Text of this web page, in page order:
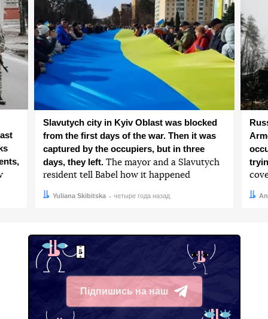
Slavutych city in Kyiv Oblast was blocked
from the first days of the war. Then it was
captured by the occupiers, but in three
days, they left. The mayor and a Slavutych
resident tell Babel how it happened
Автор:
Yuliana Skibitska
Дата: четыре года назад Дата:
Підпишись на наш
Telegram